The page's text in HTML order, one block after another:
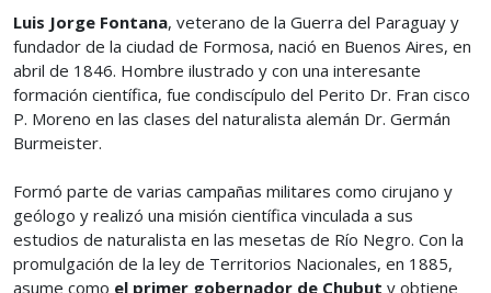
Luis Jorge Fontana, veterano de la Guerra del Paraguay y
fundador de la ciudad de Formosa, nació en Buenos Aires, en
abril de 1846. Hombre ilustrado y con una interesante
formación científica, fue condiscípulo del Perito Dr. Fran cisco
P. Moreno en las clases del naturalista alemán Dr. Germán
Burmeister.
Formó parte de varias campañas militares como cirujano y
geólogo y realizó una misión científica vinculada a sus
estudios de naturalista en las mesetas de Río Negro. Con la
promulgación de la ley de Territorios Nacionales, en 1885,
asume como el primer gobernador de Chubut y obtiene